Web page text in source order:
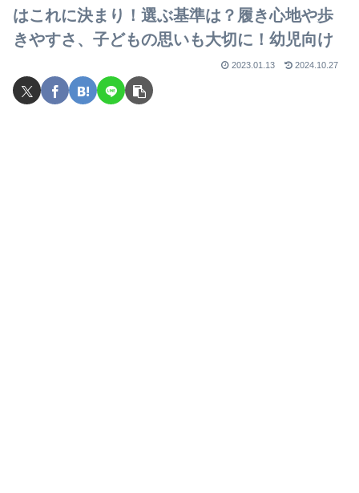
はこれに決まり！選ぶ基準は？履き心地や歩
きやすさ、子どもの思いも大切に！幼児向け
2023.01.13 2024.10.27